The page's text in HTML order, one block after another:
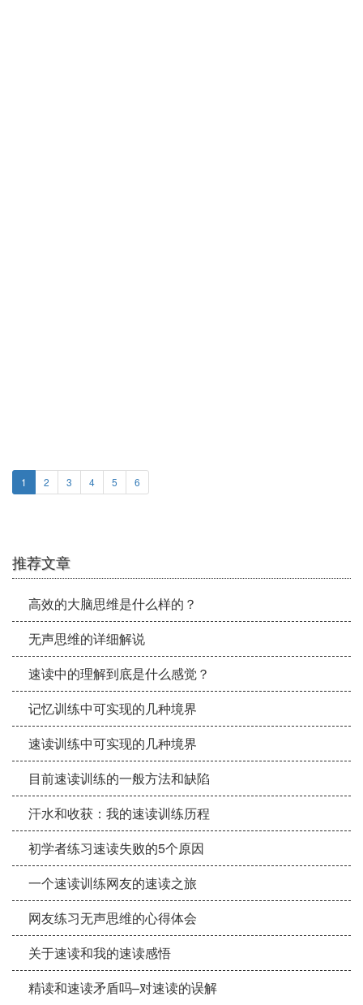
1 2 3 4 5 6
推荐文章
高效的大脑思维是什么样的？
无声思维的详细解说
速读中的理解到底是什么感觉？
记忆训练中可实现的几种境界
速读训练中可实现的几种境界
目前速读训练的一般方法和缺陷
汗水和收获：我的速读训练历程
初学者练习速读失败的5个原因
一个速读训练网友的速读之旅
网友练习无声思维的心得体会
关于速读和我的速读感悟
精读和速读矛盾吗–对速读的误解